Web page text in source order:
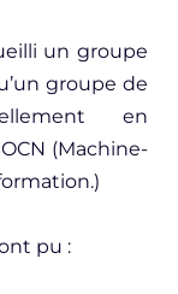
un groupe
groupe de
en
(Machine-
pu :